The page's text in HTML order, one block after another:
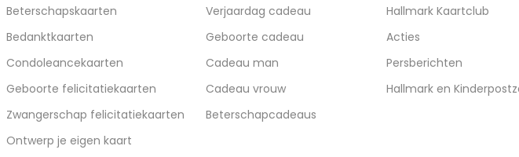
Beterschapskaarten
Bedanktkaarten
Condoleancekaarten
Geboorte felicitatiekaarten
Zwangerschap felicitatiekaarten
Ontwerp je eigen kaart
Verjaardag cadeau
Geboorte cadeau
Cadeau man
Cadeau vrouw
Beterschapcadeaus
Hallmark Kaartclub
Acties
Persberichten
Hallmark en